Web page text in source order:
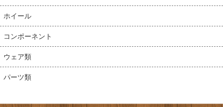
ホイール
コンポーネント
ウェア類
パーツ類